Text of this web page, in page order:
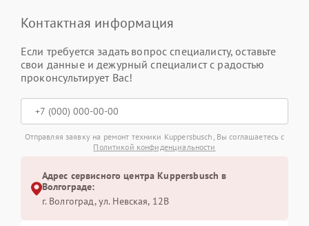
Контактная информация
Если требуется задать вопрос специалисту, оставьте
свои данные и дежурный специалист с радостью
проконсультирует Вас!
Отправляя заявку на ремонт техники Kuppersbusch, Вы соглашаетесь с
Политикой конфиденциальности
Адрес сервисного центра Kuppersbusch в
Волгограде:
г. Волгоград, ул. Невская, 12В